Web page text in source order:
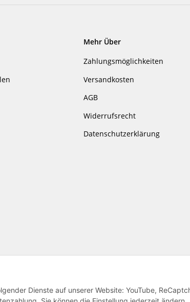
Dienste auf unserer Website: YouTube,
Mehr Über
Zahlungsmöglichkeiten
Versandkosten
AGB
Widerrufsrecht
Datenschutzerklärung